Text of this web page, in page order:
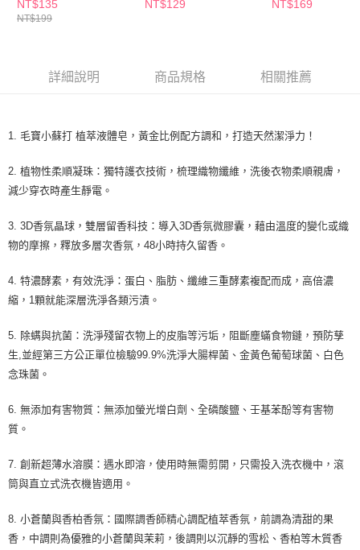
客戶支援中心」
易，需依本服務之必要範圍內提供個人資料，並將交易相關給付款項請求債
３．未成年的使用者請事先徵得法定代理人或監護人之同意方可使用
４．使用「AFTEE先享後付」時，將依據個別帳號之用戶狀況，依本公司即
時審查核予不同之上限額度；若仍有額度不足之情形，本公司將視審查結果
恩沛科技股份有限公司將有權停止該用戶之使用額度並採取法律行動。
每筆NT$65，滿NT$490(含以上)免運費
宅配(本島)
付款後寶雅門市自取(由倉庫統一出貨)
NT$135
NT$199
NT$129
NT$169
詳細說明 商品規格 相關推薦
1. 毛寶小蘇打 植萃液體皂，黃金比例配方調和，打造天然潔淨力！
2. 植物性柔順凝珠：獨特護衣技術，梳理織物纖維，洗後衣物柔順親膚，
減少穿衣時產生靜電。
3. 3D香氛晶球，雙層留香科技：導入3D香氛微膠囊，藉由溫度的變化或織
物的摩擦，釋放多層次香氛，48小時持久留香。
4. 特濃酵素，有效洗淨：蛋白、脂肪、纖維三重酵素複配而成，高倍濃
縮，1顆就能深層洗淨各類污漬。
5. 除螨與抗菌：洗淨殘留衣物上的皮脂等污垢，阻斷塵蟎食物鏈，預防孳
生,並經第三方公正單位檢驗99.9%洗淨大腸桿菌、金黃色葡萄球菌、白色
念珠菌。
6. 無添加有害物質：無添加螢光增白劑、全磷酸鹽、壬基苯酚等有害物
質。
7. 創新超薄水溶膜：遇水即溶，使用時無需剪開，只需投入洗衣機中，滾
筒與直立式洗衣機皆適用。
8. 小蒼蘭與香柏香氛：國際調香師精心調配植萃香氛，前調為清甜的果
香，中調則為優雅的小蒼蘭與茉莉，後調則以沉靜的雪松、香柏等木質香